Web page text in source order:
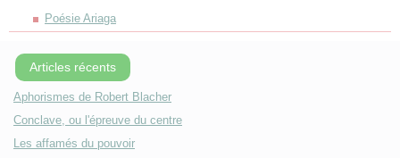
Poésie Ariaga
Articles récents
Aphorismes de Robert Blacher
Conclave, ou l'épreuve du centre
Les affamés du pouvoir